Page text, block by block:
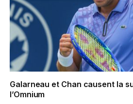
Galarneau et Chan causent la
l’Omnium